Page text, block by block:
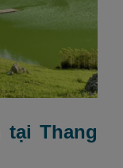
tại Thang